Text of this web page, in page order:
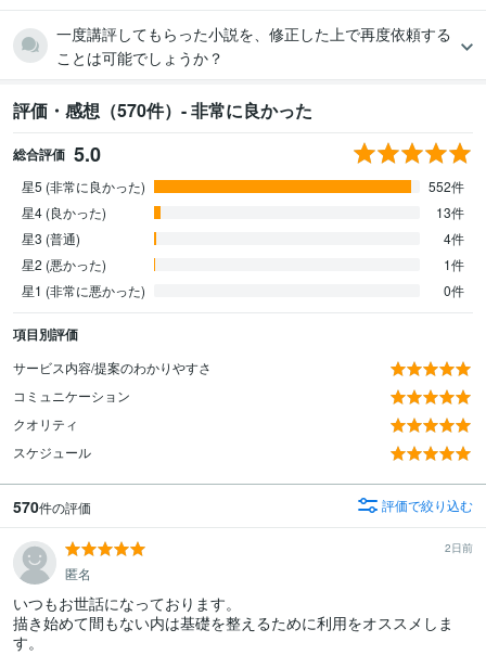
一度講評してもらった小説を、修正した上で再度依頼する
ことは可能でしょうか？
評価・感想（570件）- 非常に良かった
総合評価 5.0
星5 (非常に良かった)
552件
星4 (良かった)
13件
星3 (普通)
4件
星2 (悪かった)
1件
星1 (非常に悪かった)
0件
項目別評価
サービス内容/提案のわかりやすさ
コミュニケーション
クオリティ
スケジュール
570件の評価 評価で絞り込む
2日前
匿名
いつもお世話になっております。
描き始めて間もない内は基礎を整えるために利用をオススメしま
す。